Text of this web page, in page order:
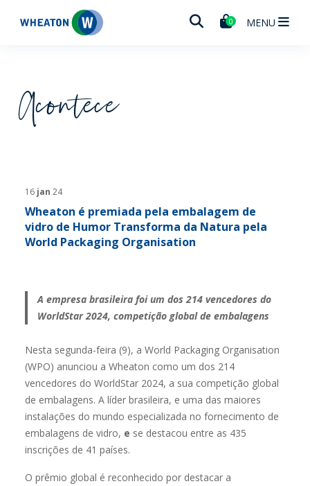
Wheaton 0 MENU
Acontece
16 jan 24
Wheaton é premiada pela embalagem de
vidro de Humor Transforma da Natura pela
World Packaging Organisation
A empresa brasileira foi um dos 214 vencedores do
WorldStar 2024, competição global de embalagens
Nesta segunda-feira (9), a World Packaging Organisation
(WPO) anunciou a Wheaton como um dos 214
vencedores do WorldStar 2024, a sua competição global
de embalagens. A líder brasileira, e uma das maiores
instalações do mundo especializada no fornecimento de
embalagens de vidro, e se destacou entre as 435
inscrições de 41 países.
O prêmio global é reconhecido por destacar a